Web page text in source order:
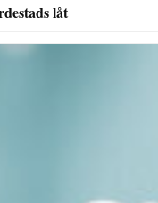
låt